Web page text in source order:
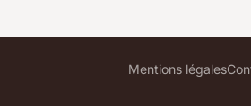
Mentions légales